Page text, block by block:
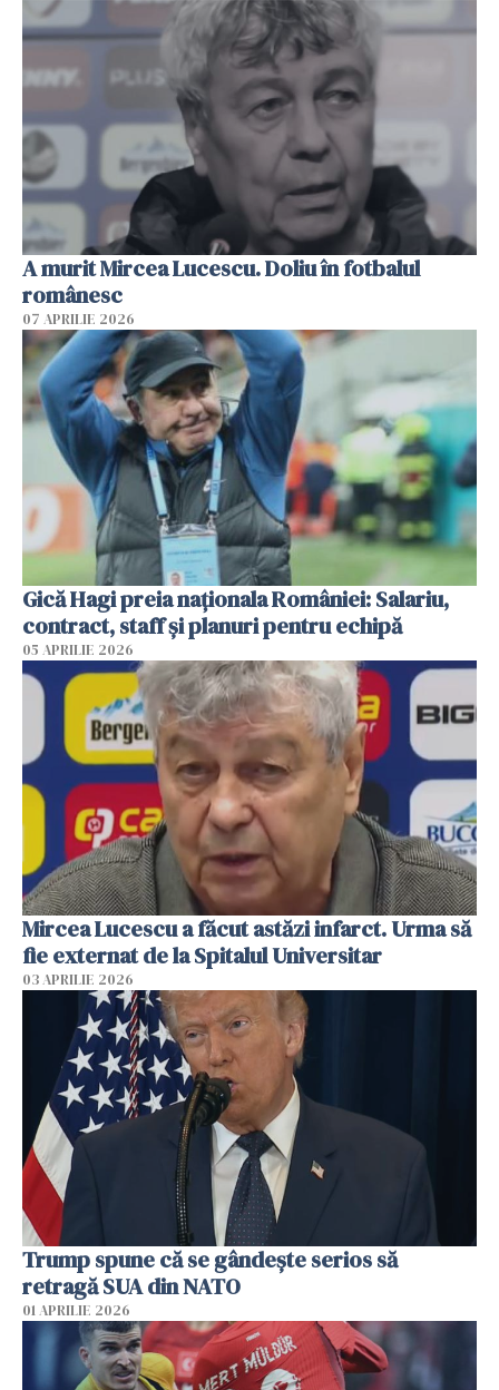
A murit Mircea Lucescu. Doliu în fotbalul
românesc
07 APRILIE 2026
Gică Hagi preia naționala României: Salariu,
contract, staff și planuri pentru echipă
05 APRILIE 2026
Mircea Lucescu a făcut astăzi infarct. Urma să
fie externat de la Spitalul Universitar
03 APRILIE 2026
Trump spune că se gândeşte serios să
retragă SUA din NATO
01 APRILIE 2026